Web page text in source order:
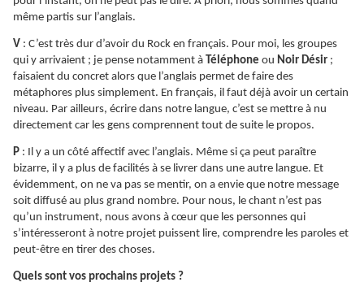
même partis sur l’anglais.
V : C’est très dur d’avoir du Rock en français. Pour moi, les groupes
qui y arrivaient ; je pense notamment à Téléphone ou Noir Désir ;
faisaient du concret alors que l’anglais permet de faire des
métaphores plus simplement. En français, il faut déjà avoir un certain
niveau. Par ailleurs, écrire dans notre langue, c’est se mettre à nu
directement car les gens comprennent tout de suite le propos.
P : Il y a un côté affectif avec l’anglais. Même si ça peut paraître
bizarre, il y a plus de facilités à se livrer dans une autre langue. Et
évidemment, on ne va pas se mentir, on a envie que notre message
soit diffusé au plus grand nombre. Pour nous, le chant n’est pas
qu’un instrument, nous avons à cœur que les personnes qui
s’intéresseront à notre projet puissent lire, comprendre les paroles et
peut-être en tirer des choses.
Quels sont vos prochains projets ?